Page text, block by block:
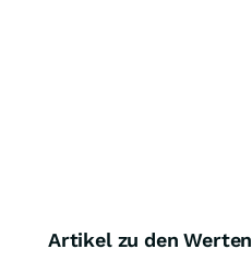
Artikel zu den Werten